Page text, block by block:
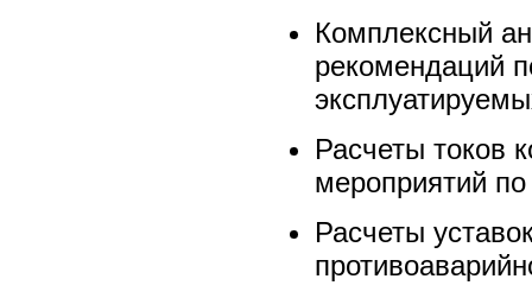
Комплексный
рекомендаций
Расчеты токов
мероприятий
Расчеты